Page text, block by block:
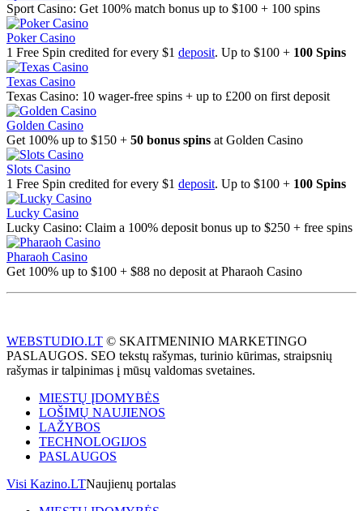
Sport Casino: Get 100% match bonus up to $100 + 100 spins
Poker Casino
1 Free Spin credited for every $1 deposit. Up to $100 + 100 Spins
Texas Casino
Texas Casino: 10 wager-free spins + up to £200 on first deposit
Golden Casino
Get 100% up to $150 + 50 bonus spins at Golden Casino
Slots Casino
1 Free Spin credited for every $1 deposit. Up to $100 + 100 Spins
Lucky Casino
Lucky Casino: Claim a 100% deposit bonus up to $250 + free spins
Pharaoh Casino
Get 100% up to $100 + $88 no deposit at Pharaoh Casino
WEBSTUDIO.LT © SKAITMENINIO MARKETINGO
PASLAUGOS. SEO tekstų rašymas, turinio kūrimas, straipsnių
rašymas ir talpinimas į mūsų valdomas svetaines.
MIESTŲ ĮDOMYBĖS
LOŠIMŲ NAUJIENOS
LAŽYBOS
TECHNOLOGIJOS
PASLAUGOS
Visi Kazino.LTNaujienų portalas